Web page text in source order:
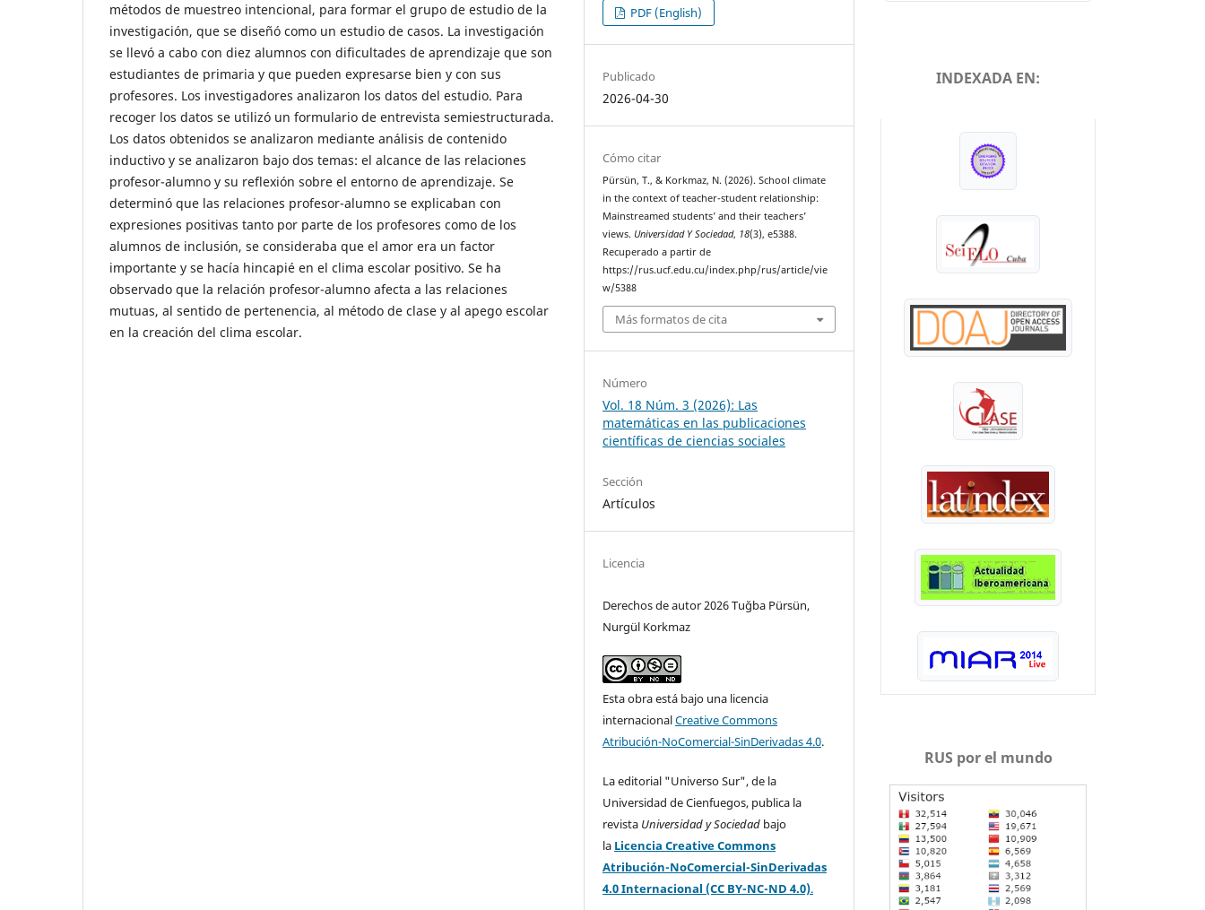
métodos de muestreo intencional, para formar el grupo de estudio de la
investigación, que se diseñó como un estudio de casos. La investigación
se llevó a cabo con diez alumnos con dificultades de aprendizaje que son
estudiantes de primaria y que pueden expresarse bien y con sus
profesores. Los investigadores analizaron los datos del estudio. Para
recoger los datos se utilizó un formulario de entrevista semiestructurada.
Los datos obtenidos se analizaron mediante análisis de contenido
inductivo y se analizaron bajo dos temas: el alcance de las relaciones
profesor-alumno y su reflexión sobre el entorno de aprendizaje. Se
determinó que las relaciones profesor-alumno se explicaban con
expresiones positivas tanto por parte de los profesores como de los
alumnos de inclusión, se consideraba que el amor era un factor
importante y se hacía hincapié en el clima escolar positivo. Se ha
observado que la relación profesor-alumno afecta a las relaciones
mutuas, al sentido de pertenencia, al método de clase y al apego escolar
en la creación del clima escolar.
PDF (English)
Publicado
2026-04-30
Cómo citar
Pürsün, T., & Korkmaz, N. (2026). School climate
in the context of teacher-student relationship:
Mainstreamed students’ and their teachers’
views. Universidad Y Sociedad, 18(3), e5388.
Recuperado a partir de
https://rus.ucf.edu.cu/index.php/rus/article/vie
w/5388
Más formatos de cita
Número
Vol. 18 Núm. 3 (2026): Las
matemáticas en las publicaciones
científicas de ciencias sociales
Sección
Artículos
Licencia
Derechos de autor 2026 Tuğba Pürsün,
Nurgül Korkmaz
Esta obra está bajo una licencia
internacionalCreative Commons
Atribución-NoComercial-SinDerivadas 4.0.
La editorial "Universo Sur", de la
Universidad de Cienfuegos, publica la
revista Universidad y Sociedad bajo
la Licencia Creative Commons
Atribución-NoComercial-SinDerivadas
4.0 Internacional (CC BY-NC-ND 4.0).
INDEXADA EN:
RUS por el mundo